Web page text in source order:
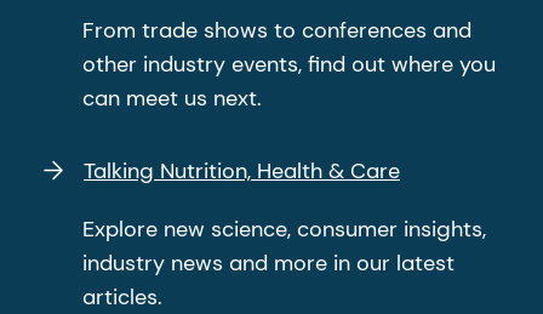
From trade shows to conferences and
other industry events, find out where you
can meet us next.
Talking Nutrition, Health & Care
Explore new science, consumer insights,
industry news and more in our latest
articles.